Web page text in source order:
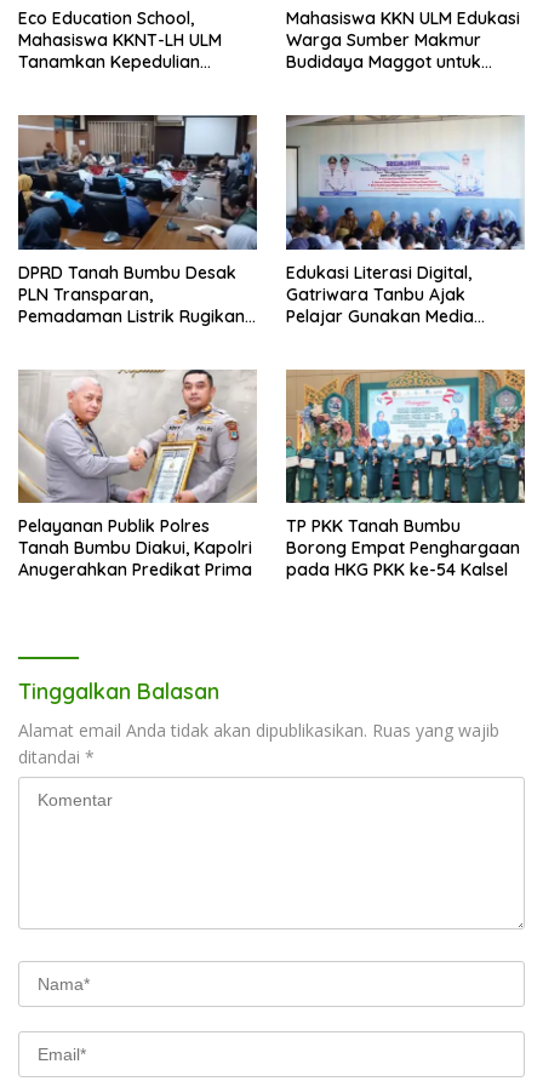
Eco Education School,
Mahasiswa KKNT-LH ULM
Tanamkan Kepedulian
Mahasiswa KKN ULM Edukasi
Warga Sumber Makmur
Budidaya Maggot untuk
DPRD Tanah Bumbu Desak
PLN Transparan,
Pemadaman Listrik Rugikan
Edukasi Literasi Digital,
Gatriwara Tanbu Ajak
Pelajar Gunakan Media
Pelayanan Publik Polres
Tanah Bumbu Diakui, Kapolri
Anugerahkan Predikat Prima
TP PKK Tanah Bumbu
Borong Empat Penghargaan
pada HKG PKK ke-54 Kalsel
Tinggalkan Balasan
Alamat email Anda tidak akan dipublikasikan. Ruas yang wajib
ditandai *